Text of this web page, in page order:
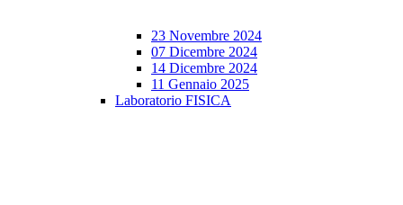
23 Novembre 2024
07 Dicembre 2024
14 Dicembre 2024
11 Gennaio 2025
Laboratorio FISICA